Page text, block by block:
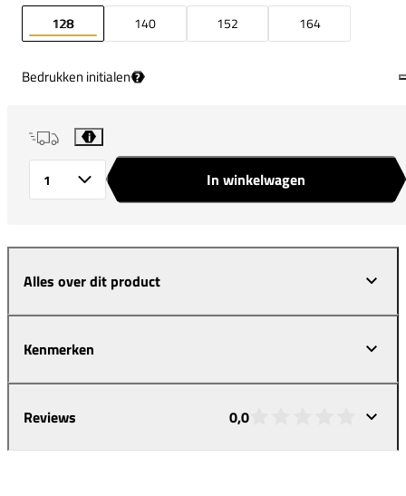
128 140 152 164
Bedrukken initialen ?
i
In winkelwagen
Alles over dit product
Kenmerken
Reviews 0,0